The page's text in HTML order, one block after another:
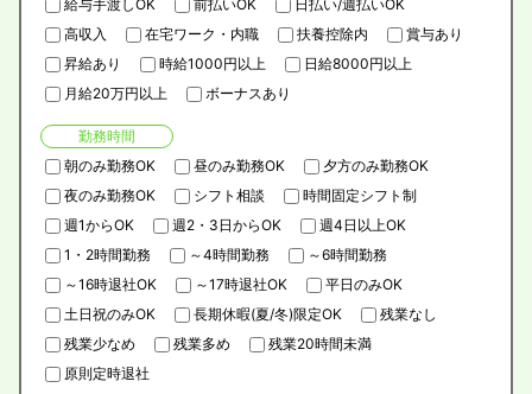
給与手渡しOK
前払いOK
日払い/週払いOK
高収入
在宅ワーク・内職 扶養控除内
賞与あり
昇給あり
時給1000円以上
日給8000円以上
月給20万円以上
ボーナスあり
勤務時間
朝のみ勤務OK
昼のみ勤務OK
夕方のみ勤務OK
夜のみ勤務OK
シフト相談
時間固定シフト制
週1からOK
週2・3日からOK
週4日以上OK
1・2時間勤務
～4時間勤務
～6時間勤務
～16時退社OK
～17時退社OK
平日のみOK
土日祝のみOK
長期休暇(夏/冬)限定OK
残業なし
残業少なめ
残業多め
残業20時間未満
原則定時退社